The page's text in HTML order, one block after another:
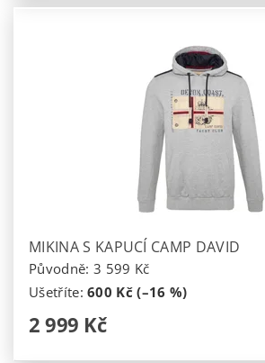
MIKINA S KAPUCÍ CAMP DAVID
Původně: 3 599 Kč
Ušetříte:600 Kč (–16 %)
2 999 Kč